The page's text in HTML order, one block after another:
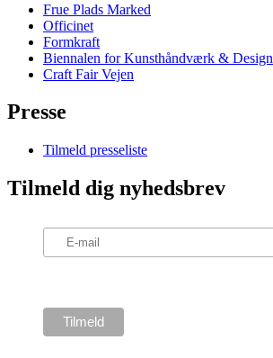
Frue Plads Marked
Officinet
Formkraft
Biennalen for Kunsthåndværk & Design
Craft Fair Vejen
Presse
Tilmeld presseliste
Tilmeld dig nyhedsbrev